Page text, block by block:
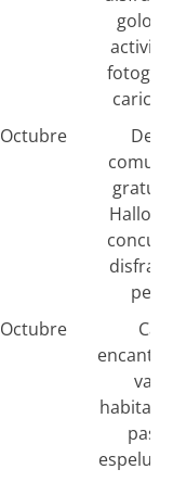
Octubre
Octubre